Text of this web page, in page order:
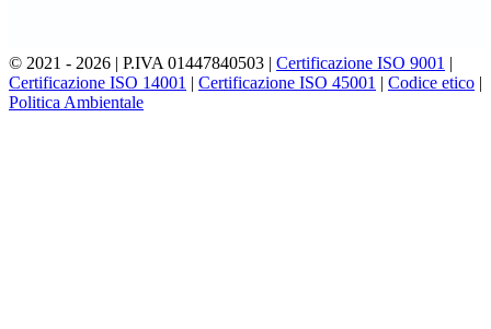
© 2021 - 2026 | P.IVA 01447840503 | Certificazione ISO 9001 |
Certificazione ISO 14001 | Certificazione ISO 45001 | Codice etico |
Politica Ambientale